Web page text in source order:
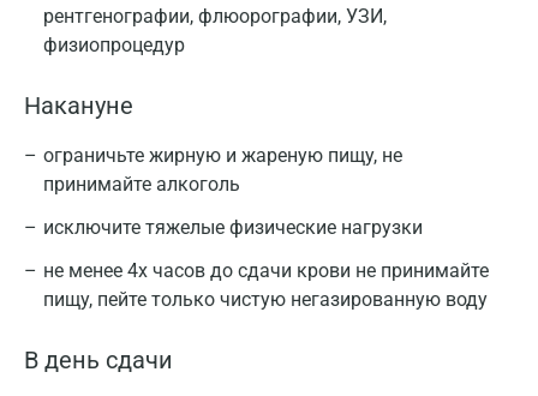
рентгенографии, флюорографии, УЗИ,
физиопроцедур
Накануне
ограничьте жирную и жареную пищу, не
принимайте алкоголь
исключите тяжелые физические нагрузки
не менее 4х часов до сдачи крови не принимайте
пищу, пейте только чистую негазированную воду
В день сдачи